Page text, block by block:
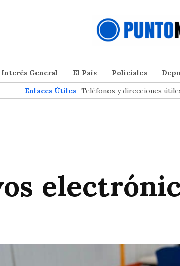
Interés General El País Policiales
Enlaces Útiles Teléfonos y direcciones